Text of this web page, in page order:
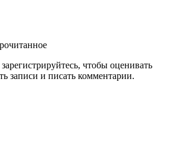
чтобы оценивать
записи и писать комментарии.